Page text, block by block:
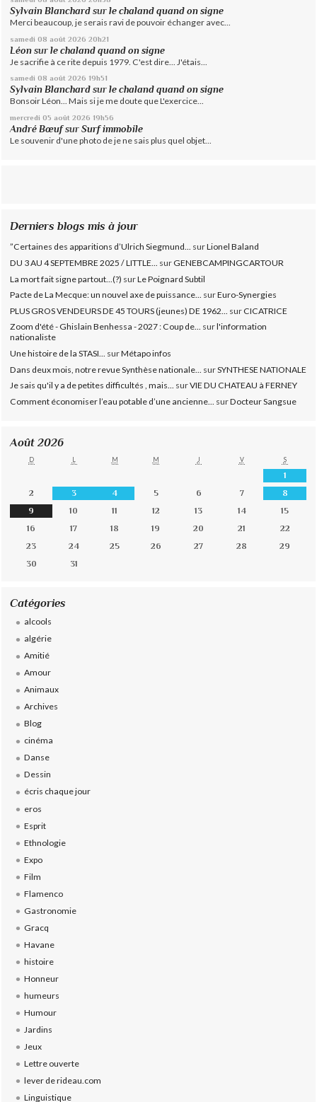
Sylvain Blanchard surle chaland quand on signe
Merci beaucoup, je serais ravi de pouvoir échanger avec...
samedi 08 août 2026 20h21
Léon surle chaland quand on signe
Je sacrifie à ce rite depuis 1979. C'est dire... J'étais...
samedi 08 août 2026 19h51
Sylvain Blanchard surle chaland quand on signe
Bonsoir Léon... Mais si je me doute que L'exercice...
mercredi 05 août 2026 19h56
André BœufsurSurf immobile
Le souvenir d'une photo de je ne sais plus quel objet...
Derniers blogs mis à jour
”Certaines des apparitions d’Ulrich Siegmund... surLionel Baland
DU 3 AU 4 SEPTEMBRE 2025 / LITTLE...
surGENEBCAMPINGCARTOUR
La mort fait signe partout...(?) surLe Poignard Subtil
Pacte de La Mecque: un nouvel axe de puissance... surEuro-Synergies
PLUS GROS VENDEURS DE 45 TOURS (jeunes) DE 1962...
surCICATRICE
Zoom d'été - Ghislain Benhessa - 2027 : Coup de... surl'information
nationaliste
Une histoire de la STASI...
surMétapo infos
Dans deux mois, notre revue Synthèse nationale...
surSYNTHESE NATIONALE
Je sais qu'il y a de petites difficultés , mais... surVIE DU CHATEAU à FERNEY
Comment économiser l’eau potable d’une ancienne...
surDocteur Sangsue
Août 2026
D L M M J V S
1
2
3 4 5 6 7
8
9
10 11 12 13 14
15
16
17 18 19 20 21
22
23
24 25 26 27 28
29
30
31
Catégories
alcools
algérie
Amitié
Amour
Animaux
Archives
Blog
cinéma
Danse
Dessin
écris chaque jour
eros
Esprit
Ethnologie
Expo
Film
Flamenco
Gastronomie
Gracq
Havane
histoire
Honneur
humeurs
Humour
Jardins
Jeux
Lettre ouverte
lever de rideau.com
Linguistique